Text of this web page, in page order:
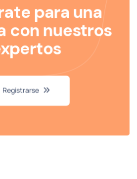
para una
con nuestros
Registrarse